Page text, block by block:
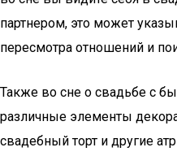
партнером, это может
пересмотра отношений и
Также во сне о свадьбе с
различные элементы
свадебный торт и другие